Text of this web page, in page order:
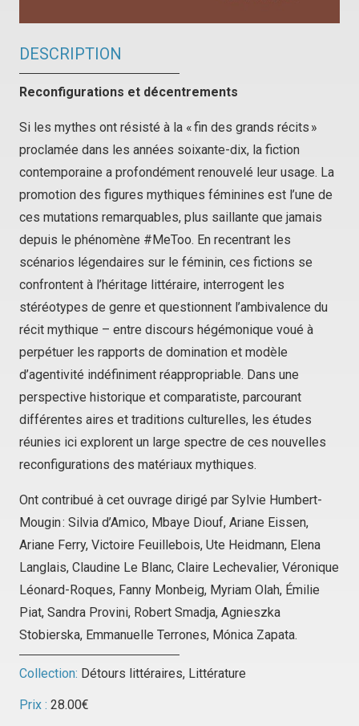
DESCRIPTION
Reconfigurations et décentrements
Si les mythes ont résisté à la « fin des grands récits »
proclamée dans les années soixante-dix, la fiction
contemporaine a profondément renouvelé leur usage. La
promotion des figures mythiques féminines est l’une de
ces mutations remarquables, plus saillante que jamais
depuis le phénomène #MeToo. En recentrant les
scénarios légendaires sur le féminin, ces fictions se
confrontent à l’héritage littéraire, interrogent les
stéréotypes de genre et questionnent l’ambivalence du
récit mythique – entre discours hégémonique voué à
perpétuer les rapports de domination et modèle
d’agentivité indéfiniment réappropriable. Dans une
perspective historique et comparatiste, parcourant
différentes aires et traditions culturelles, les études
réunies ici explorent un large spectre de ces nouvelles
reconfigurations des matériaux mythiques.
Ont contribué à cet ouvrage dirigé par Sylvie Humbert-
Mougin : Silvia d’Amico, Mbaye Diouf, Ariane Eissen,
Ariane Ferry, Victoire Feuillebois, Ute Heidmann, Elena
Langlais, Claudine Le Blanc, Claire Lechevalier, Véronique
Léonard-Roques, Fanny Monbeig, Myriam Olah, Émilie
Piat, Sandra Provini, Robert Smadja, Agnieszka
Stobierska, Emmanuelle Terrones, Mónica Zapata.
Collection: Détours littéraires, Littérature
Prix : 28.00€